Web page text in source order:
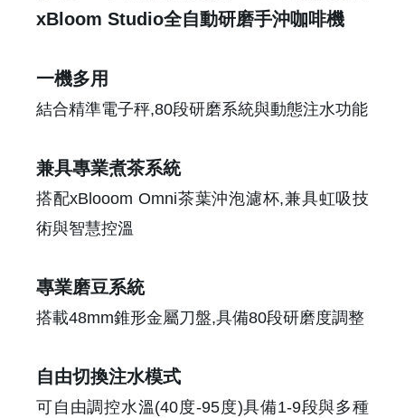
xBloom Studio全自動研磨手沖咖啡機
一機多用
結合精準電子秤,80段研磨系統與動態注水功能
兼具專業煮茶系統
搭配xBlooom Omni茶葉沖泡濾杯,兼具虹吸技
術與智慧控溫
專業磨豆系統
搭載48mm錐形金屬刀盤,具備80段研磨度調整
自由切換注水模式
可自由調控水溫(40度-95度)具備1-9段與多種